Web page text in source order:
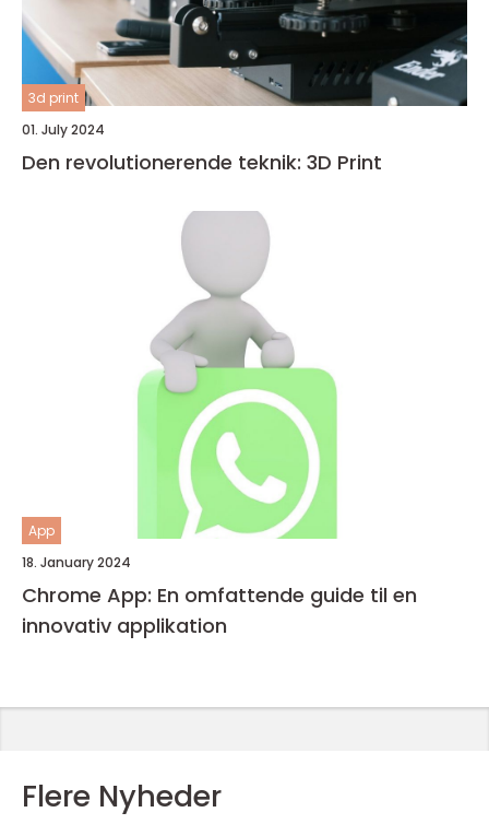
3d print
01. July 2024
Den revolutionerende teknik: 3D Print
App
18. January 2024
Chrome App: En omfattende guide til en
innovativ applikation
Flere Nyheder